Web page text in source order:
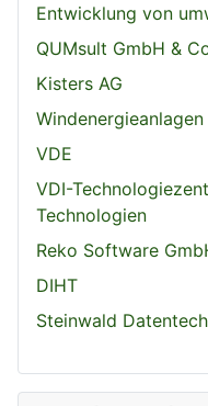
Entwicklung von
QUMsult GmbH &
Kisters AG
VDE
VDI-
Technologien
Reko Software
DIHT
Steinwald